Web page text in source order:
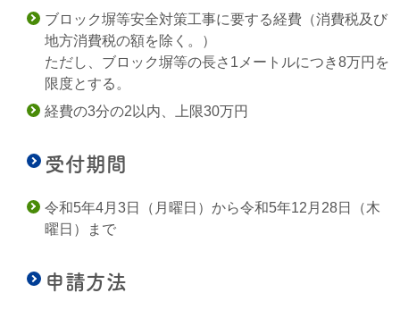
ブロック塀等安全対策工事に要する経費（消費税及び
地方消費税の額を除く。
）
ただし、 ブロック塀等の長さ1メートルにつき8万円を
限度とする。
経費の3分の2以内、
上限30万円
受付期間
令和5年4月3日（月曜日）から令和5年12月28日（木
曜日）まで
申請方法